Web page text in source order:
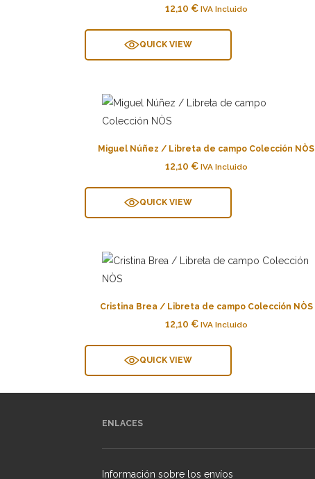
12,10 € IVA Incluido
QUICK VIEW
Miguel Núñez / Libreta de campo Colección NÒS
12,10 € IVA Incluido
QUICK VIEW
Cristina Brea / Libreta de campo Colección NÒS
12,10 € IVA Incluido
QUICK VIEW
ENLACES
Información sobre los envíos